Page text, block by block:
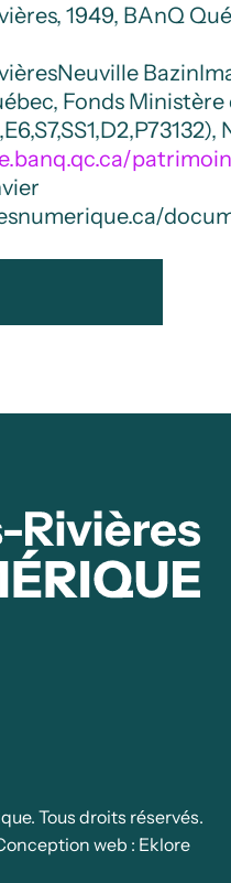
1949, BAnQ
Neuville Bazin
Fonds
Tous droits réservés.
web : Eklore